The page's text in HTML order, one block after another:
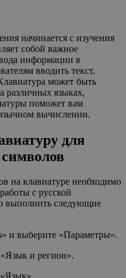
начинается с изучения
собой важное
информации в
вводить текст,
может быть
различных языках,
поможет вам
вычислении.
для
на клавиатуре необходимо
с русской
выполнить следующие
и выберите «Параметры».
и регион».